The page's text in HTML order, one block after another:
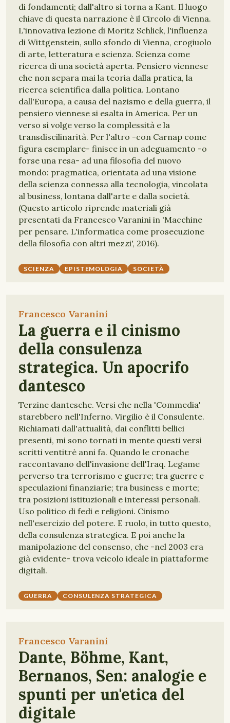
di fondamenti; dall'altro si torna a Kant. Il luogo
chiave di questa narrazione è il Circolo di Vienna.
L'innovativa lezione di Moritz Schlick, l'influenza
di Wittgenstein, sullo sfondo di Vienna, crogiuolo
di arte, letteratura e scienza. Scienza come
ricerca di una società aperta. Pensiero viennese
che non separa mai la teoria dalla pratica, la
ricerca scientifica dalla politica. Lontano
dall'Europa, a causa del nazismo e della guerra, il
pensiero viennese si esalta in America. Per un
verso si volge verso la complessità e la
transdiscilinarità. Per l'altro -con Carnap come
figura esemplare- finisce in un adeguamento -o
forse una resa- ad una filosofia del nuovo
mondo: pragmatica, orientata ad una visione
della scienza connessa alla tecnologia, vincolata
al business, lontana dall'arte e dalla società.
(Questo articolo riprende materiali già
presentati da Francesco Varanini in 'Macchine
per pensare. L'informatica come prosecuzione
della filosofia con altri mezzi', 2016).
SCIENZA EPISTEMOLOGIA SOCIETÀ
Francesco Varanini
La guerra e il cinismo
della consulenza
strategica. Un apocrifo
dantesco
Terzine dantesche. Versi che nella 'Commedia'
starebbero nell'Inferno. Virgilio è il Consulente.
Richiamati dall'attualità, dai conflitti bellici
presenti, mi sono tornati in mente questi versi
scritti ventitrè anni fa. Quando le cronache
raccontavano dell'invasione dell'Iraq. Legame
perverso tra terrorismo e guerre; tra guerre e
speculazioni finanziarie; tra business e morte;
tra posizioni istituzionali e interessi personali.
Uso politico di fedi e religioni. Cinismo
nell'esercizio del potere. E ruolo, in tutto questo,
della consulenza strategica. E poi anche la
manipolazione del consenso, che -nel 2003 era
già evidente- trova veicolo ideale in piattaforme
digitali.
GUERRA CONSULENZA STRATEGICA
Francesco Varanini
Dante, Böhme, Kant,
Bernanos, Sen: analogie e
spunti per un'etica del
digitale